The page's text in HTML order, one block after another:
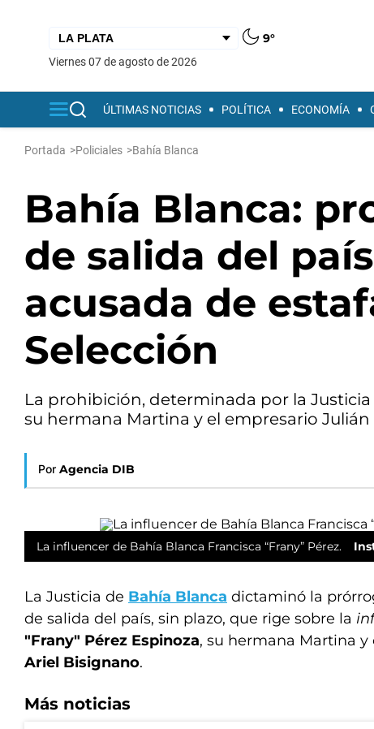
9°
viernes 07 de agosto de 2026
ÚLTIMAS NOTICIAS POLÍTICA ECONOMÍA
Portada >Policiales >Bahía Blanca
Bahía Blanca:
de salida del
acusada de
Selección
La prohibición, determinada por la
su hermana Martina y el empresario
Por Agencia DIB
La influencer de Bahía Blanca Francisca “Frany” Pérez.
La Justicia de Bahía Blanca dictaminó la
de salida del país, sin plazo, que rige sobre la
"Frany" Pérez Espinoza, su hermana Martina
Ariel Bisignano.
Más noticias